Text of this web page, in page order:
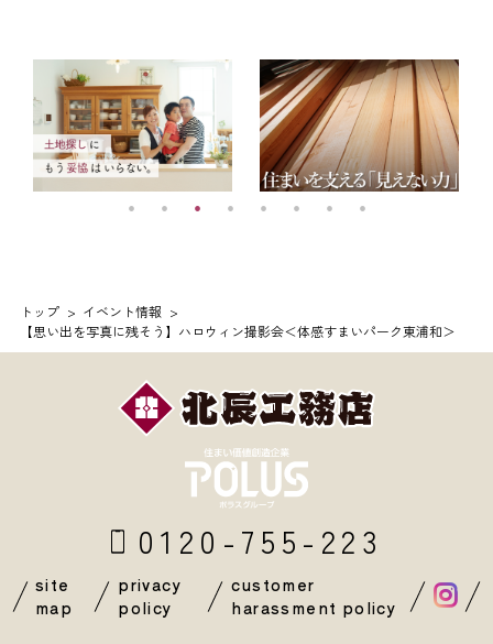
トップ
イベント情報
【思い出を写真に残そう】ハロウィン撮影会＜体感すまいパーク東浦和＞
0120-755-223
site
map
privacy
policy
customer
harassment policy